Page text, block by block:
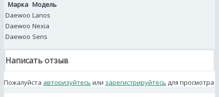
Марка Модель
Daewoo Lanos
Daewoo Nexia
Daewoo Sens
Написать отзыв
Пожалуйста авторизуйтесь или зарегистрируйтесь для просмотра